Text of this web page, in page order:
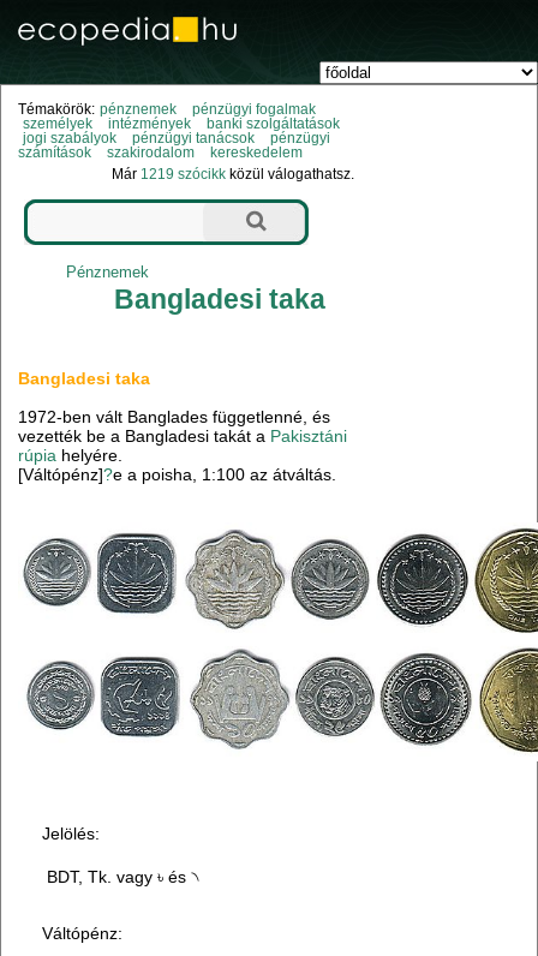
Témakörök: pénznemek
pénzügyi fogalmak
személyek
intézmények
banki szolgáltatások
jogi szabályok
pénzügyi tanácsok
pénzügyi
számítások
szakirodalom
kereskedelem
Már 1219 szócikk közül válogathatsz.
Pénznemek
Bangladesi taka
Bangladesi taka
1972-ben vált Banglades függetlenné, és
vezették be a Bangladesi takát a Pakisztáni
rúpia helyére.
[Váltópénz]?e a poisha, 1:100 az átváltás.
Jelölés:
BDT, Tk. vagy ৳ és ৲
Váltópénz: